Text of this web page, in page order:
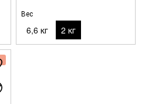
Вес
6,6 кг 2 кг